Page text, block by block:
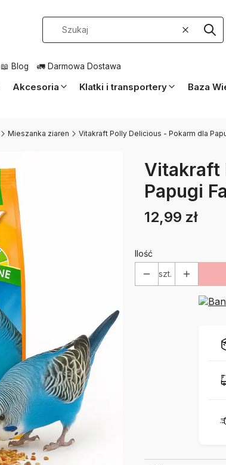
Wyczyść
📖 Blog 🚛 Darmowa Dostawa
Akcesoria Klatki i transportery Baza
Mieszanka ziaren Vitakraft Polly Delicious - Pokarm dla
Vitakraft
Papugi
Etykiety
Cena
12,99 zł
Ilość
szt.